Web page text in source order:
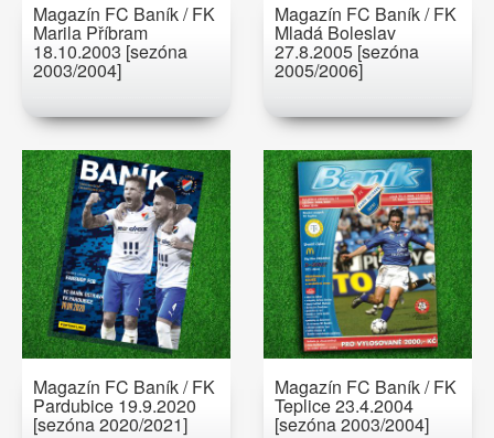
Magazín FC Baník / FK
Marila Příbram
18.10.2003 [sezóna
2003/2004]
Magazín FC Baník / FK
Mladá Boleslav
27.8.2005 [sezóna
2005/2006]
Magazín FC Baník / FK
Pardubice 19.9.2020
[sezóna 2020/2021]
Magazín FC Baník / FK
Teplice 23.4.2004
[sezóna 2003/2004]